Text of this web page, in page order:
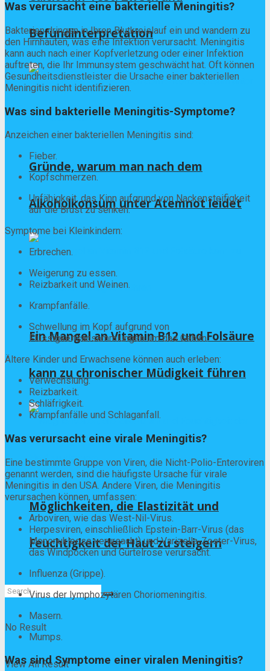
Befundinterpretation
Gründe, warum man nach dem
Alkoholkonsum unter Atemnot leidet
Ein Mangel an Vitamin B12 und Folsäure
kann zu chronischer Müdigkeit führen
Möglichkeiten, die Elastizität und
Feuchtigkeit der Haut zu steigern
No Result
View All Result
Was verursacht eine bakterielle Meningitis?
Bakterien dringen in Ihren Blutkreislauf ein und wandern zu
den Hirnhäuten, was eine Infektion verursacht. Meningitis
kann auch nach einer Kopfverletzung oder einer Infektion
auftreten, die Ihr Immunsystem geschwächt hat. Oft können
Gesundheitsdienstleister die Ursache einer bakteriellen
Meningitis nicht identifizieren.
Was sind bakterielle Meningitis-Symptome?
Anzeichen einer bakteriellen Meningitis sind:
Fieber.
Kopfschmerzen.
Unfähigkeit, das Kinn aufgrund von Nackensteifigkeit
auf die Brust zu senken.
Symptome bei Kleinkindern:
Erbrechen.
Weigerung zu essen.
Reizbarkeit und Weinen.
Krampfanfälle.
Schwellung im Kopf aufgrund von
Flüssigkeitsansammlungen um das Gehirn.
Ältere Kinder und Erwachsene können auch erleben:
Verwechslung.
Reizbarkeit.
Schläfrigkeit.
Krampfanfälle und Schlaganfall.
Was verursacht eine virale Meningitis?
Eine bestimmte Gruppe von Viren, die Nicht-Polio-Enteroviren
genannt werden, sind die häufigste Ursache für virale
Meningitis in den USA. Andere Viren, die Meningitis
verursachen können, umfassen:
Arboviren, wie das West-Nil-Virus.
Herpesviren, einschließlich Epstein-Barr-Virus (das
Mononukleose verursacht) und Varizella-Zoster-Virus,
das Windpocken und Gürtelrose verursacht.
Influenza (Grippe).
Virus der lymphozytären Choriomeningitis.
Masern.
Mumps.
Was sind Symptome einer viralen Meningitis?